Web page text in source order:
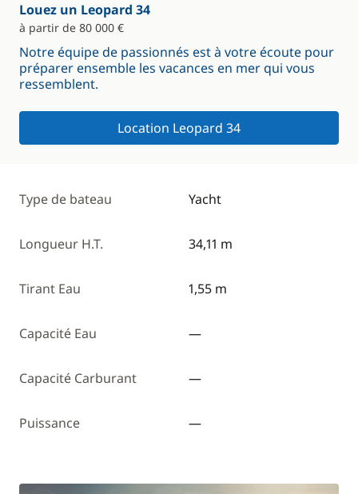
Louez un Leopard 34
à partir de 80 000 €
Notre équipe de passionnés est à votre écoute pour
préparer ensemble les vacances en mer qui vous
ressemblent.
Location Leopard 34
Type de bateau Yacht
Longueur H.T. 34,11 m
Tirant Eau 1,55 m
Capacité Eau —
Capacité Carburant —
Puissance —